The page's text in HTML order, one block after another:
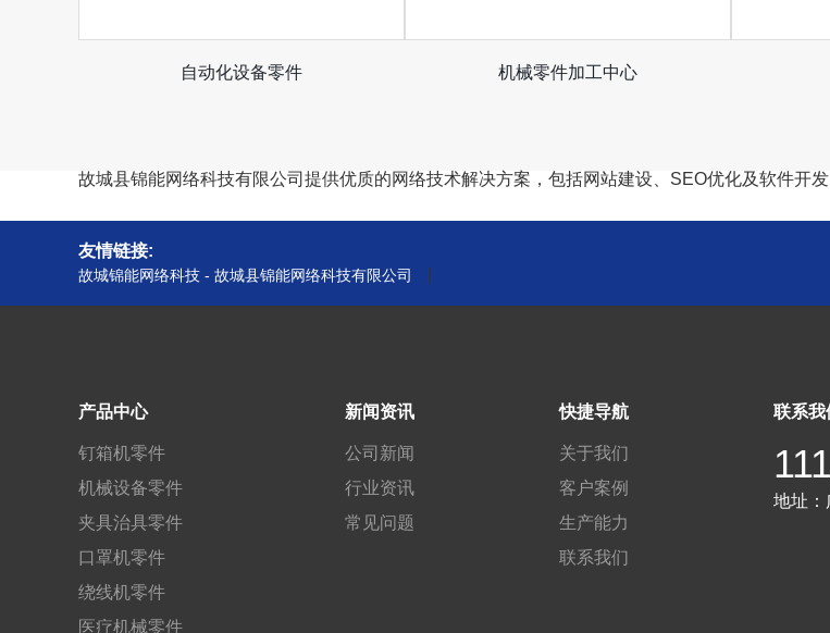
自动化设备零件 机械零件加工中心
故城县锦能网络科技有限公司提供优质的网络技术解决方案，包括网站建设、SEO优化及软件开发
友情链接:
故城锦能网络科技 - 故城县锦能网络科技有限公司
产品中心
钉箱机零件
机械设备零件
夹具治具零件
口罩机零件
绕线机零件
医疗机械零件
新闻资讯
公司新闻
行业资讯
常见问题
快捷导航
关于我们
客户案例
生产能力
联系我们
联系我
地址：